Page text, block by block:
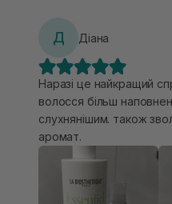
Д Діана
Наразі це найкращий
волосся більш
слухнянішим. також
аромат.